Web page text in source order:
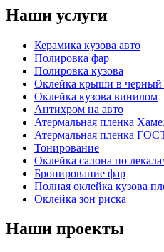
Наши услуги
Керамика кузова авто
Полировка фар
Полировка кузова
Оклейка крыши в черный
Оклейка кузова винилом
Антихром на авто
Атермальная пленка
Атермальная пленка
Тонирование
Оклейка салона по
Бронирование фар
Полная оклейка кузова
Оклейка зон риска
Наши проекты